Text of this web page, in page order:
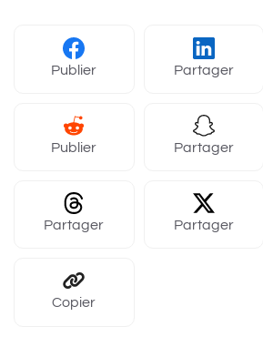
Publier Partager
Publier Partager
Partager Partager
Copier